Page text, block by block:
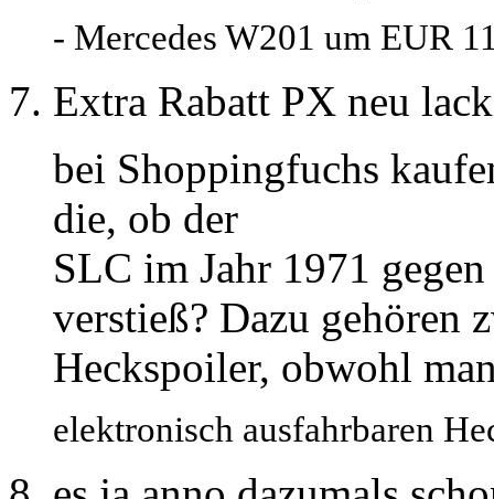
- Mercedes W201 um EUR
Extra Rabatt PX neu
bei Shoppingfuchs
die, ob der
SLC im Jahr 1971
verstieß? Dazu gehören
Heckspoiler, obwohl
elektronisch ausfahrbaren